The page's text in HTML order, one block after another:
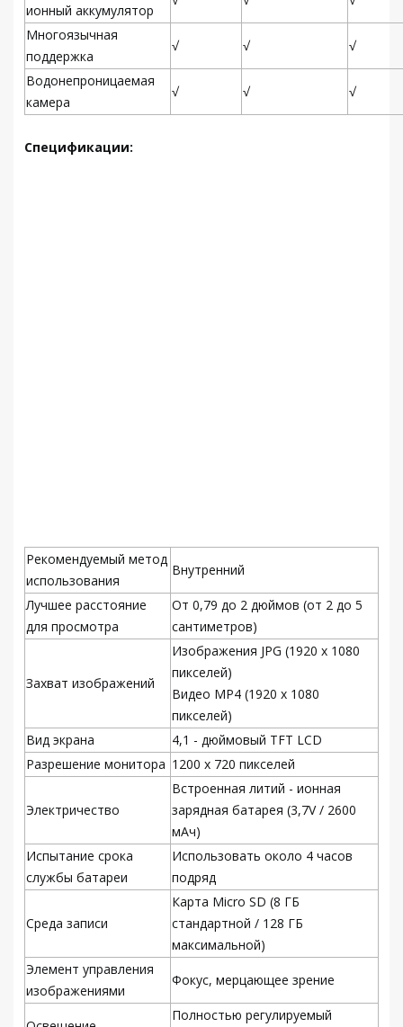
ионный аккумулятор
Многоязычная
поддержка
√ √ √
Водонепроницаемая
камера
√ √ √
Спецификации:
Рекомендуемый метод
использования
Внутренний
Лучшее расстояние
для просмотра
От 0,79 до 2 дюймов (от 2 до 5
сантиметров)
Захват изображений
Изображения JPG (1920 x 1080
пикселей)
Видео MP4 (1920 x 1080
пикселей)
Вид экрана
4,1 - дюймовый TFT LCD
Разрешение монитора 1200 x 720 пикселей
Электричество
Встроенная литий - ионная
зарядная батарея (3,7V / 2600
мАч)
Испытание срока
службы батареи
Использовать около 4 часов
подряд
Среда записи
Карта Micro SD (8 ГБ
стандартной / 128 ГБ
максимальной)
Элемент управления
изображениями
Фокус, мерцающее зрение
Полностью регулируемый